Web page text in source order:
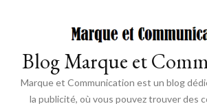
Blog Marque et
Marque et Communication est un blog
la publicité, où vous pouvez trouver des